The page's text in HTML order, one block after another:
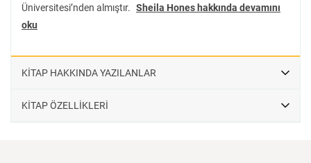
Üniversitesi’nden almıştır. Sheila Hones hakkında devamını
oku
KİTAP HAKKINDA YAZILANLAR
KİTAP ÖZELLİKLERİ